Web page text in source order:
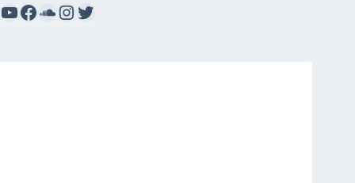
YouTube
Facebook
SoundCloud
Instagram
Twitter